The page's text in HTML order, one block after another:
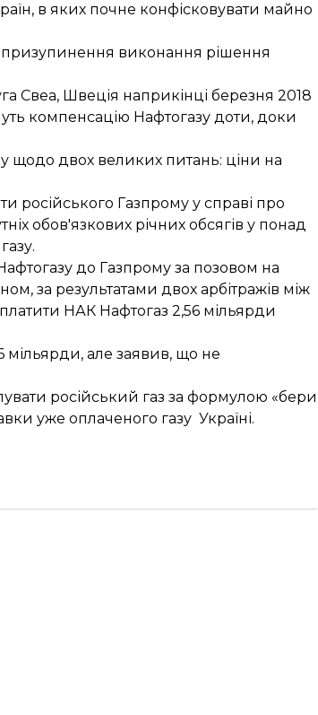
, в яких почне конфісковувати майно
призупинення виконання рішення
Свеа, Швеція наприкінці березня 2018
компенсацію Нафтогазу доти, доки
щодо двох великих питань: ціни на
російського Газпрому у справі про
обов'язкових річних обсягів у понад
до Газпрому за позовом на
за результатами двох арбітражів між
НАК Нафтогаз 2,56 мільярди
мільярди, але заявив, що не
російський газ за формулою «бери
уже оплаченого газу Україні.